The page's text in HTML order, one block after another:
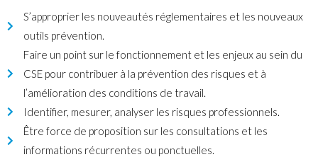
S’approprier les nouveautés réglementaires et les nouveaux
outils prévention.
Faire un point sur le fonctionnement et les enjeux au sein du
CSE pour contribuer à la prévention des risques et à
l’amélioration des conditions de travail.
Identifier, mesurer, analyser les risques professionnels.
Être force de proposition sur les consultations et les
informations récurrentes ou ponctuelles.